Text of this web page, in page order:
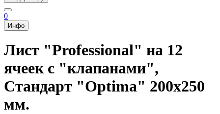
0
Инфо
Лист "Professional" на 12
ячеек с "клапанами",
Стандарт "Optima" 200х250
мм.